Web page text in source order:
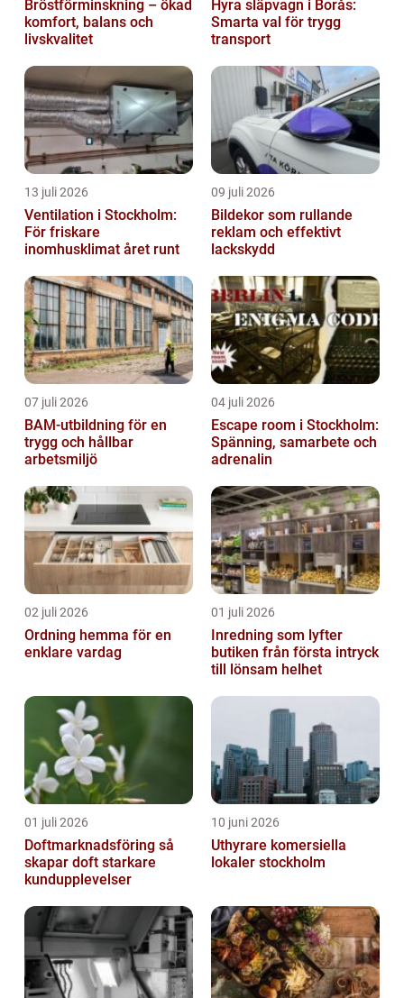
Bröstförminskning – ökad
komfort, balans och
livskvalitet
Hyra släpvagn i Borås:
Smarta val för trygg
transport
13 juli 2026
Ventilation i Stockholm:
För friskare
inomhusklimat året runt
09 juli 2026
Bildekor som rullande
reklam och effektivt
lackskydd
07 juli 2026
BAM-utbildning för en
trygg och hållbar
arbetsmiljö
04 juli 2026
Escape room i Stockholm:
Spänning, samarbete och
adrenalin
02 juli 2026
Ordning hemma för en
enklare vardag
01 juli 2026
Inredning som lyfter
butiken från första intryck
till lönsam helhet
01 juli 2026
Doftmarknadsföring så
skapar doft starkare
kundupplevelser
10 juni 2026
Uthyrare komersiella
lokaler stockholm